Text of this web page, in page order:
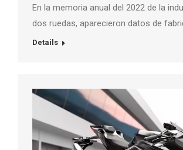
En la memoria anual del 2022 de la
dos ruedas, aparecieron datos de
Details